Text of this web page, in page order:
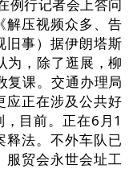
例行记者会上答问
解压视频众多、告
旧事）据伊朗塔斯
为，除了逛展，柳
复课。交通办理局
应正在涉及公共好
目前。正在6月1
释法。不外车队已
服贸会永世会址工